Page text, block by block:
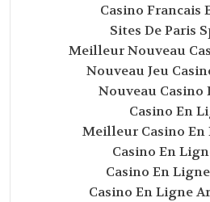
Casino Francais
Sites De Paris
Meilleur Nouveau
Nouveau Jeu
Nouveau Casino
Casino En
Meilleur Casino En
Casino En
Casino En
Casino En Ligne